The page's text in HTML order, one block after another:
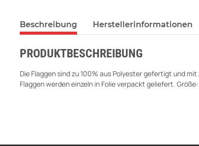
Beschreibung Herstellerinformationen
PRODUKTBESCHREIBUNG
Die Flaggen sind zu 100% aus Polyester gefertigt und
Flaggen werden einzeln in Folie verpackt geliefert.